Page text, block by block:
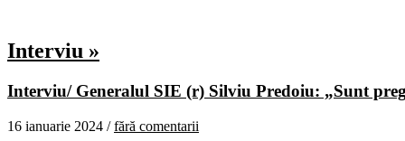
Interviu »
Interviu/ Generalul SIE (r) Silviu Predoiu: „Sunt
16 ianuarie 2024 /fără comentarii